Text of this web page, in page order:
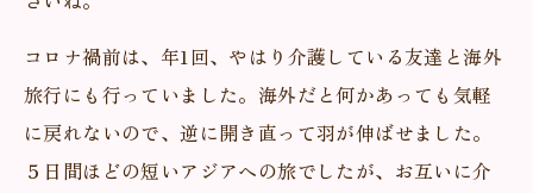
コロナ禍前は、年1回、やはり介護している友達と海外
旅行にも行っていました。海外だと何かあっても気軽
に戻れないので、逆に開き直って羽が伸ばせました。
５日間ほどの短いアジアへの旅でしたが、お互いに介